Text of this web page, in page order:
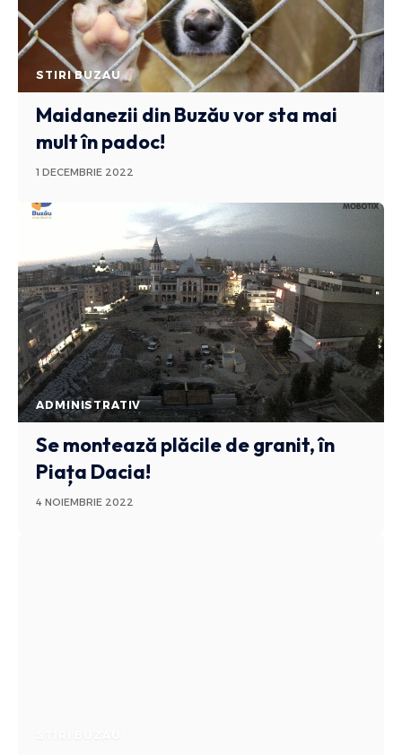
STIRI BUZAU
Maidanezii din Buzău vor sta mai
mult în padoc!
1 DECEMBRIE 2022
ADMINISTRATIV
Se montează plăcile de granit, în
Piața Dacia!
4 NOIEMBRIE 2022